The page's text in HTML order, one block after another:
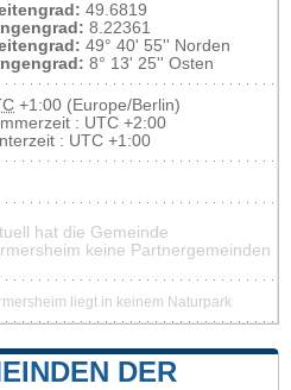
49.6819
8.22361
49° 40' 55'' Norden
8° 13' 25'' Osten
+1:00 (Europe/Berlin)
: UTC +2:00
: UTC +1:00
hat die Gemeinde
keine Partnergemeinden
liegt in keinem Naturpark
DER